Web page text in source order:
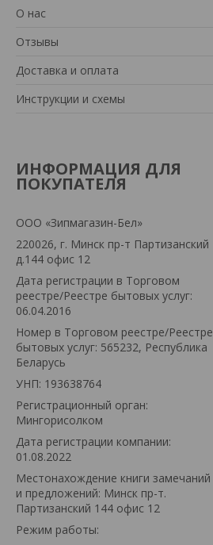
О нас
Отзывы
Доставка и оплата
Инструкции и схемы
ИНФОРМАЦИЯ ДЛЯ
ПОКУПАТЕЛЯ
ООО «Зипмагазин-Бел»
220026, г. Минск пр-т Партизанский
д.144 офис 12
Дата регистрации в Торговом
реестре/Реестре бытовых услуг:
06.04.2016
Номер в Торговом реестре/Реестре
бытовых услуг: 565232, Республика
Беларусь
УНП: 193638764
Регистрационный орган:
Мингорисолком
Дата регистрации компании:
01.08.2022
Местонахождение книги замечаний
и предложений: Минск пр-т.
Партизанский 144 офис 12
Режим работы: